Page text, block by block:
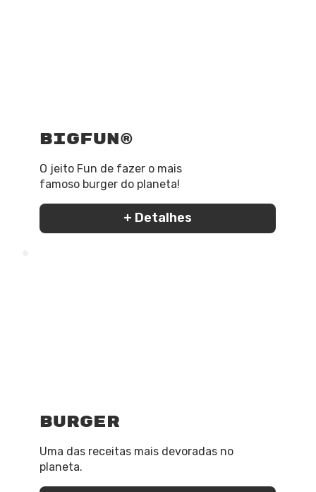
BigFun®
O jeito Fun de fazer o mais
famoso burger do planeta!
+ Detalhes
Burger
Uma das receitas mais devoradas no
planeta.